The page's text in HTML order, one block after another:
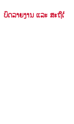
ບົດລາຍງານ ແລະ ສະຖິຕິ